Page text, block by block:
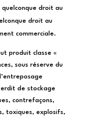
droit au
droit au
commerciale.
produit classe «
sous réserve du
de stockage
contrefaçons,
toxiques, explosifs,